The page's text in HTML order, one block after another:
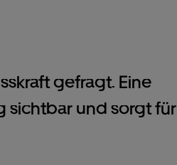
gefragt. Eine
sichtbar und sorgt für